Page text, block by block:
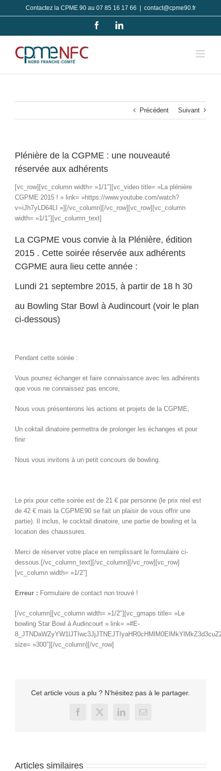
au
Contactez la CPME 90 au 07 85 16 17 66 contact@cpme90.fr
FacebookLinkedIn
Précédent Suivant
Plénière de la CGPME : une nouveauté
réservée aux adhérents
[vc_row][vc_column width= »1/1″][vc_video title= »La plénière
CGPME 2015 ! » link= »https://www.youtube.com/watch?
v=iJh7yLD64LI »][/vc_column][/vc_row][vc_row][vc_column
width= »1/1″][vc_column_text]
La CGPME vous convie à la Plénière, édition
2015 . Cette soirée réservée aux adhérents
CGPME aura lieu cette année :
Lundi 21 septembre 2015, à partir de 18 h 30
au Bowling Star Bowl à Audincourt (voir le plan
ci-dessous)
Pendant cette soirée :
Vous pourrez échanger et faire connaissance avec les adhérents
que vous ne connaissez pas encore,
Nous vous présenterons les actions et projets de la CGPME,
Un coktail dinatoire permettra de prolonger les échanges et pour
finir
Nous vous invitons à un petit concours de bowling.
Le prix pour cette soirée est de 21 € par personne (le prix réel est
de 42 € mais la CGPME90 se fait un plaisir de vous offrir une
partie). Il inclus, le cocktail dinatoire, une partie de bowling et la
location des chaussures.
Merci de réserver votre place en remplissant le formulaire ci-
dessous.[/vc_column_text][/vc_column][/vc_row][vc_row]
[vc_column width= »1/2″]
Erreur : Formulaire de contact non trouvé !
[/vc_column][vc_column width= »1/2″][vc_gmaps title= »Le
bowling Star Bowl à Audincourt » link= »#E-
size= »300″][/vc_column][/vc_row]
Cet article vous a plu ? N'hésitez pas à le partager.
Facebook
X LinkedInEmail
Articles similaires